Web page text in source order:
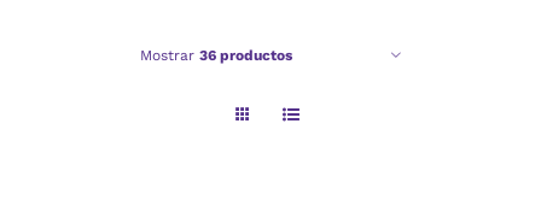
Mostrar 36 productos